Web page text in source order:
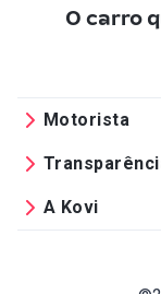
O carro
Motorista
A Kovi